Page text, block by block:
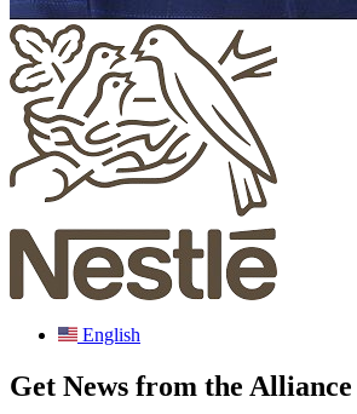
English
Get News from the Alliance